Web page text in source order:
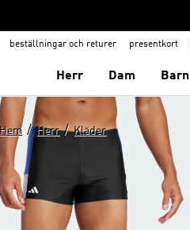
beställningar och returer presentkort
Herr Dam Barn
Hem / Herr / Kläder